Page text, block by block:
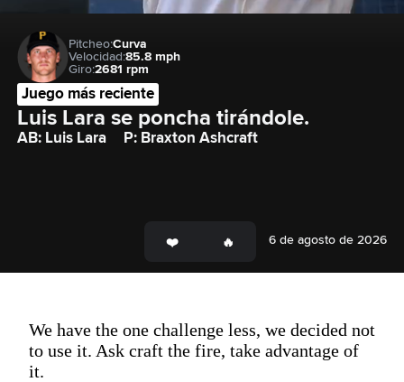
Pitcheo:Curva
Velocidad:85.8 mph
Giro:2681 rpm
Juego más reciente
Luis Lara se poncha tirándole.
AB: Luis Lara P: Braxton Ashcraft
6 de agosto de 2026
We have the one challenge less, we decided not
to use it. Ask craft the fire, take advantage of
it.